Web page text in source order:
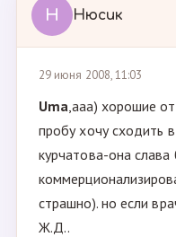
Н Нюсик
29 июня 2008, 11:03
Uma,ааа) хорошие
пробу хочу сходить
курчатова-она слава
страшно). но если
Ж.Д..